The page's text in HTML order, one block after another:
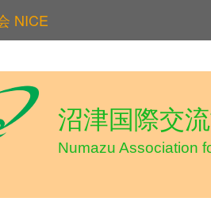
NICE
沼津国際交
Numazu Association